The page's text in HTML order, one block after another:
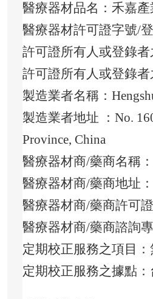
醫療器材品名：禾嘉
醫療器材許可證字號/
許可證所有人或登錄
許可證所有人或登錄
製造業者名稱：
製造業者地址 ：No.
Province, China
醫療器材商/藥商名稱
醫療器材商/藥商地址
醫療器材商/藥商許可
醫療器材商/藥商諮詢
定期校正服務之項目：
定期校正服務之據點